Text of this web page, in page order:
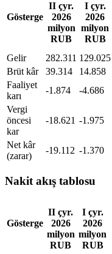
Gösterge
II çyr.
2026
milyon
RUB
I çyr.
2026
milyon
RUB
Gelir
282.311 129.025
Brüt kâr
39.314 14.858
Faaliyet
karı
-1.874 -4.686
Vergi
öncesi
kar
-18.621 -1.975
Net kâr
(zarar)
-19.112 -1.370
Nakit akış tablosu
Gösterge
II çyr.
2026
milyon
RUB
I çyr.
2026
milyon
RUB